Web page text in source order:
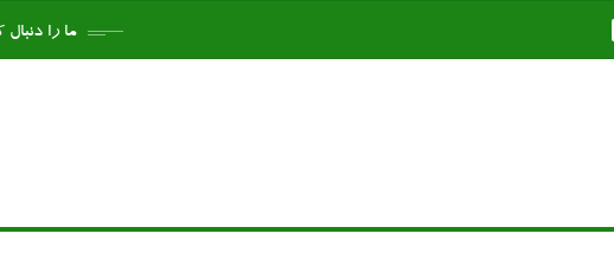
ما را دنبال